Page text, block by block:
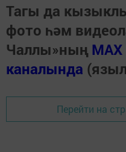
Тагы да
фото һәм
Чаллы»ның MAX
каналында
Перейти на